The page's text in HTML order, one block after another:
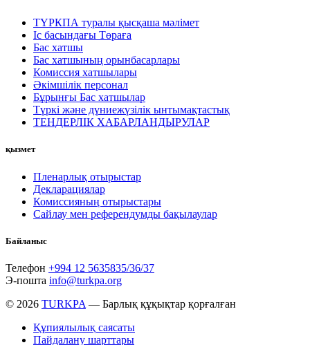
ТҮРКПА туралы қысқаша мәлімет
Iс басындағы Төраға
Бас хатшы
Бас хатшының орынбасарлары
Комиссия хатшылары
Әкімшілік персонал
Бұрынғы Бас хатшылар
Түркі және дүниежүзілік ынтымақтастық
ТЕНДЕРЛІК ХАБАРЛАНДЫРУЛАР
қызмет
Пленарлық отырыстар
Декларациялар
Комиссияның отырыстары
Сайлау мен референдумды бақылаулар
Байланыс
Телефон +994 12 5635835/36/37
Э-пошта info@turkpa.org
© 2026 TURKPA — Барлық құқықтар қорғалған
Құпиялылық саясаты
Пайдалану шарттары